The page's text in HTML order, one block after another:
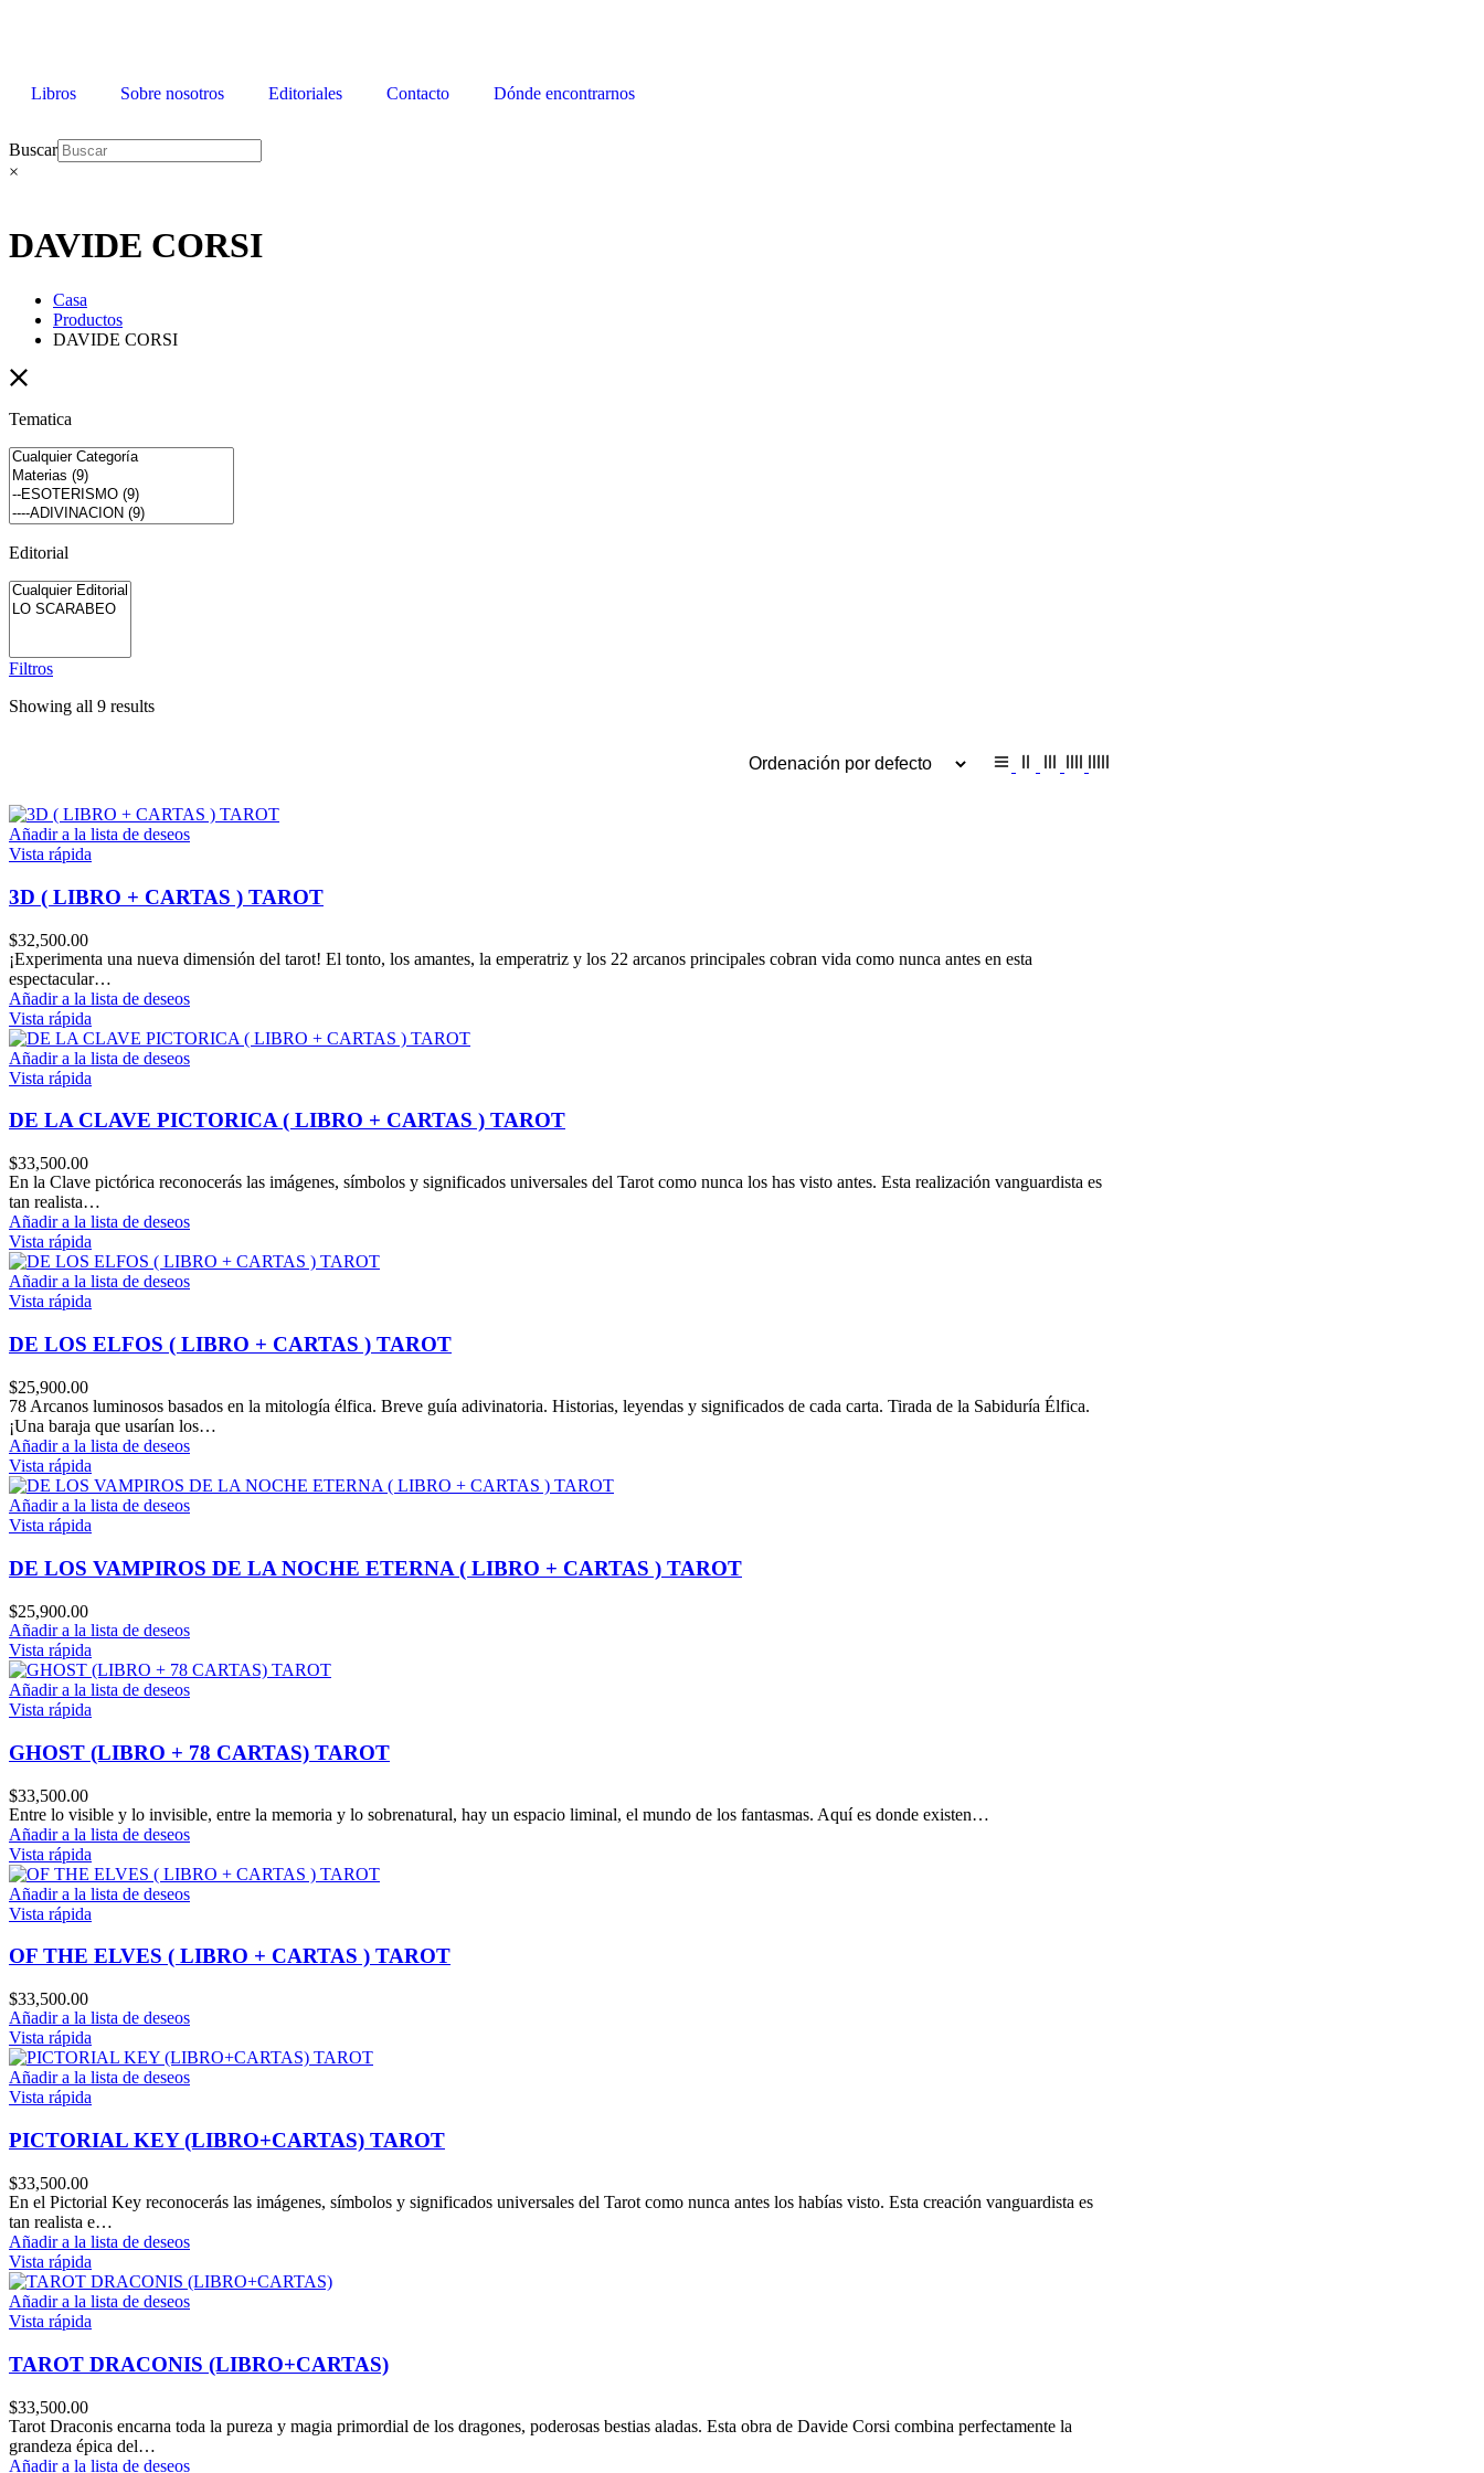
Libros Sobre nosotros Editoriales Contacto Dónde encontrarnos
Buscar
×
DAVIDE CORSI
Casa
Productos
DAVIDE CORSI
Tematica
Editorial
Filtros
Showing all 9 results
Añadir a la lista de deseos
Vista rápida
3D ( LIBRO + CARTAS ) TAROT
$32,500.00
¡Experimenta una nueva dimensión del tarot! El tonto, los amantes, la emperatriz y los 22 arcanos principales cobran vida como nunca antes en esta
espectacular…
Añadir a la lista de deseos
Vista rápida
Añadir a la lista de deseos
Vista rápida
DE LA CLAVE PICTORICA ( LIBRO + CARTAS ) TAROT
$33,500.00
En la Clave pictórica reconocerás las imágenes, símbolos y significados universales del Tarot como nunca los has visto antes. Esta realización vanguardista es
tan realista…
Añadir a la lista de deseos
Vista rápida
Añadir a la lista de deseos
Vista rápida
DE LOS ELFOS ( LIBRO + CARTAS ) TAROT
$25,900.00
78 Arcanos luminosos basados en la mitología élfica. Breve guía adivinatoria. Historias, leyendas y significados de cada carta. Tirada de la Sabiduría Élfica.
¡Una baraja que usarían los…
Añadir a la lista de deseos
Vista rápida
Añadir a la lista de deseos
Vista rápida
DE LOS VAMPIROS DE LA NOCHE ETERNA ( LIBRO + CARTAS ) TAROT
$25,900.00
Añadir a la lista de deseos
Vista rápida
Añadir a la lista de deseos
Vista rápida
GHOST (LIBRO + 78 CARTAS) TAROT
$33,500.00
Entre lo visible y lo invisible, entre la memoria y lo sobrenatural, hay un espacio liminal, el mundo de los fantasmas. Aquí es donde existen…
Añadir a la lista de deseos
Vista rápida
Añadir a la lista de deseos
Vista rápida
OF THE ELVES ( LIBRO + CARTAS ) TAROT
$33,500.00
Añadir a la lista de deseos
Vista rápida
Añadir a la lista de deseos
Vista rápida
PICTORIAL KEY (LIBRO+CARTAS) TAROT
$33,500.00
En el Pictorial Key reconocerás las imágenes, símbolos y significados universales del Tarot como nunca antes los habías visto. Esta creación vanguardista es
tan realista e…
Añadir a la lista de deseos
Vista rápida
Añadir a la lista de deseos
Vista rápida
TAROT DRACONIS (LIBRO+CARTAS)
$33,500.00
Tarot Draconis encarna toda la pureza y magia primordial de los dragones, poderosas bestias aladas. Esta obra de Davide Corsi combina perfectamente la
grandeza épica del…
Añadir a la lista de deseos